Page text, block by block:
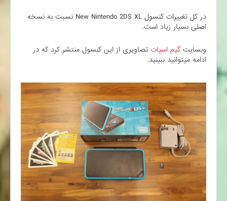
در کل تغییرات کنسول New Nintendo 2DS XL نسبت به نسخه
اصلی بسیار زیاد است.
وبسایتگیم اسپاتتصاویری از این کنسول منتشر کرد که در
ادامه میتوانید ببینید.